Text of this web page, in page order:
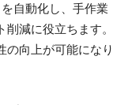
自動化し、手作業
減に役立ちます。
の向上が可能になり